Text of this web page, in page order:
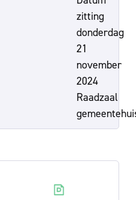
zitting
donderdag
21
november
2024
Raadzaal